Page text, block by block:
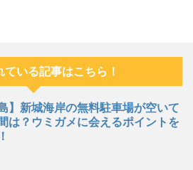
ている記事はこちら！
島】新城海岸の無料駐車場が空いて
は？ウミガメに会えるポイントを